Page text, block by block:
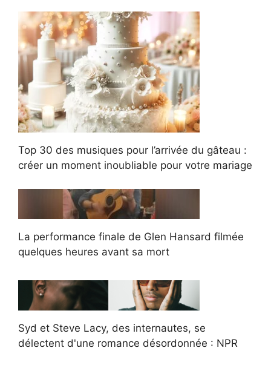
Top 30 des musiques pour l’arrivée du gâteau :
créer un moment inoubliable pour votre mariage
La performance finale de Glen Hansard filmée
quelques heures avant sa mort
Syd et Steve Lacy, des internautes, se
délectent d'une romance désordonnée : NPR